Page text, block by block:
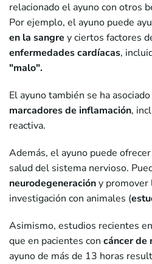
relacionado el ayuno con otros
Por ejemplo, el ayuno puede
en la sangre y ciertos factores
enfermedades cardíacas,
"malo".
El ayuno también se ha
marcadores de inflamación,
reactiva.
Además, el ayuno puede
salud del sistema nervioso.
neurodegeneracióny promover
investigación con animales (
Asimismo, estudios recientes
que en pacientes con cáncer de
ayuno de más de 13 horas